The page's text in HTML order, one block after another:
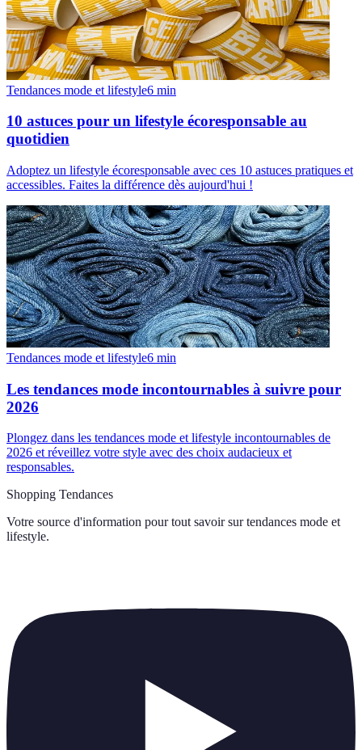
Tendances mode et lifestyle6 min
10 astuces pour un lifestyle écoresponsable au
quotidien
Adoptez un lifestyle écoresponsable avec ces 10 astuces pratiques et
accessibles. Faites la différence dès aujourd'hui !
Tendances mode et lifestyle6 min
Les tendances mode incontournables à suivre pour
2026
Plongez dans les tendances mode et lifestyle incontournables de
2026 et réveillez votre style avec des choix audacieux et
responsables.
Shopping Tendances
Votre source d'information pour tout savoir sur tendances mode et
lifestyle.